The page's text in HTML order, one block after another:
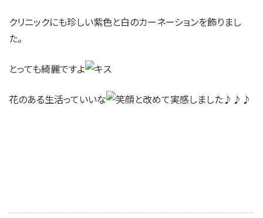
クリニックにも珍しい紫色と白のカーネーションを飾りまし
た。
とっても綺麗ですよ
花のある生活っていいな と改めて実感しました♪♪♪